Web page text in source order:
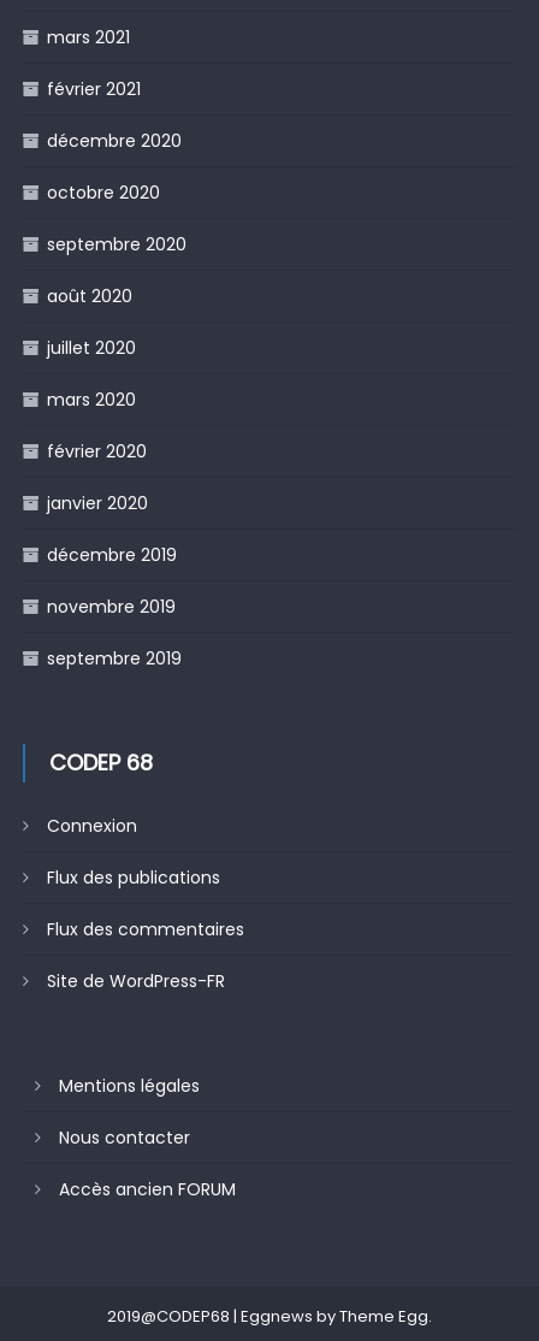
mars 2021
février 2021
décembre 2020
octobre 2020
septembre 2020
août 2020
juillet 2020
mars 2020
février 2020
janvier 2020
décembre 2019
novembre 2019
septembre 2019
CODEP 68
Connexion
Flux des publications
Flux des commentaires
Site de WordPress-FR
Mentions légales
Nous contacter
Accès ancien FORUM
2019@CODEP68 | Eggnews byTheme Egg.